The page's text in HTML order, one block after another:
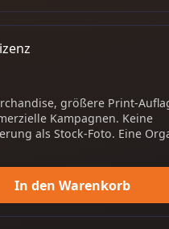
größere Print-
Kampagnen. Keine
als Stock-Foto. Eine
In den Warenkorb